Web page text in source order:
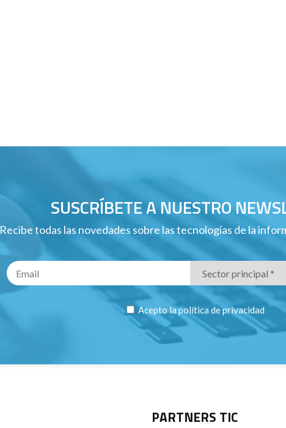
SUSCRÍBETE A NUESTRO
Recibe todas las novedades sobre las tecnologías de la
Acepto lapolítica de privacidad
PARTNERS TIC